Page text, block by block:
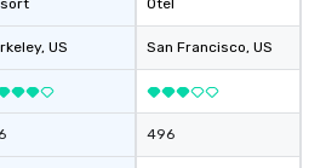
, US
Otel
San Francisco, US
496